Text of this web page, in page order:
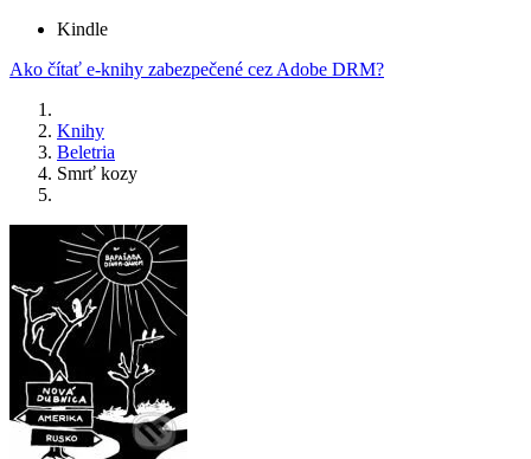
Kindle
Ako čítať e-knihy zabezpečené cez Adobe DRM?
Knihy
Beletria
Smrť kozy